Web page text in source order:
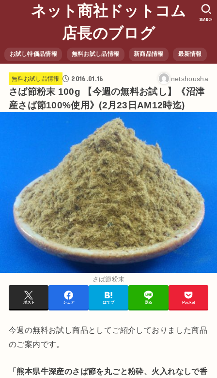
ネット商社ドットコム
店長のブログ
お試し特価品情報 無料お試し品情報 新商品情報 最新情報
SEARCH
無料お試し品情報 2016.01.16 netshousha
さば節粉末 100g 【今週の無料お試し】《沼津
産さば節100%使用》(2月23日AM12時迄)
さば節粉末
ポスト シェア はてブ 送る Pocket
今週の無料お試し商品としてご紹介しておりました商品
のご案内です。
「熊本県牛深産のさば節を丸ごと粉砕、火入れなしで香